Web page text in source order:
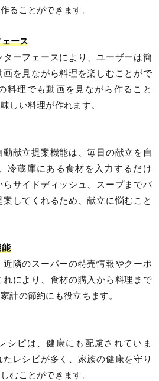
ることができます。
ース
ーフェースにより、ユーザーは簡
を見ながら料理を楽しむことがで
料理でも動画を見ながら作ること
しい料理が作れます。
献立提案機能は、毎日の献立を自
冷蔵庫にある食材を入力するだけ
サイドディッシュ、スープまでバ
してくれるため、献立に悩むこと
能
近隣のスーパーの特売情報やクーポ
れにより、食材の購入から料理まで
計の節約にも役立ちます。
シピは、健康にも配慮されていま
レシピが多く、家族の健康を守り
むことができます。